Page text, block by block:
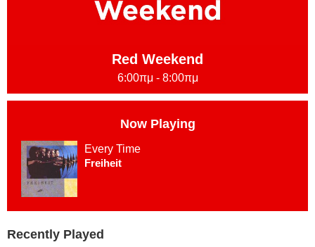
Red Weekend
6:00πμ - 8:00πμ
Now Playing
Every Time
Freiheit
Recently Played